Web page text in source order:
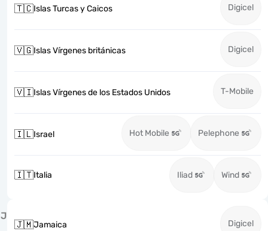
🇹🇨Islas Turcas y Caicos Digicel
🇻🇬Islas Vírgenes británicas Digicel
🇻🇮Islas Vírgenes de los Estados Unidos T-Mobile
🇮🇱Israel Hot Mobile Pelephone
🇮🇹Italia Iliad Wind
J
🇯🇲Jamaica Digicel